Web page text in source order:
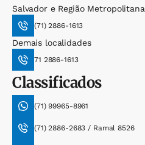
Salvador e Região Metropolitana
(71) 2886-1613
Demais localidades
71 2886-1613
Classificados
(71) 99965-8961
(71) 2886-2683 / Ramal 8526